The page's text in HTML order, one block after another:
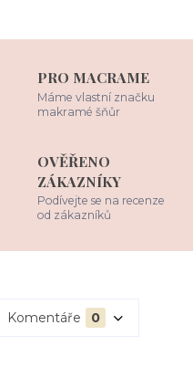
PRO MACRAME
Máme vlastní značku
makramé šňůr
OVĚŘENO
ZÁKAZNÍKY
Podívejte se na recenze
od zákazníků
Komentáře 0